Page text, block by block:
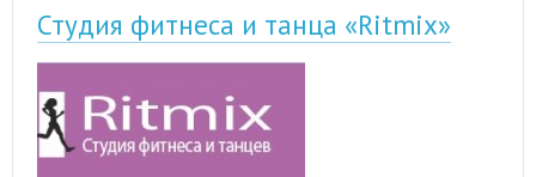
Студия фитнеса и танца «Ritmix»